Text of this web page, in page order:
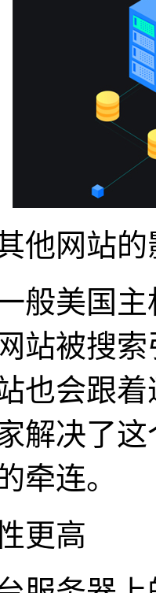
网站的
美国主
站被搜
也会跟
解决了
牵连。
更高